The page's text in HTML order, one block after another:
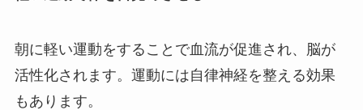
朝に軽い運動をすることで血流が促進され、脳が
活性化されます。運動には自律神経を整える効果
もあります。